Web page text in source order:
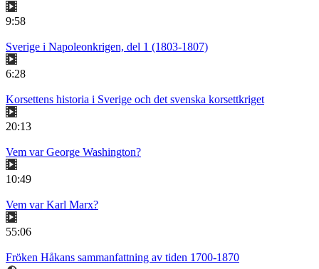
9:58
Sverige i Napoleonkrigen, del 1 (1803-1807)
6:28
Korsettens historia i Sverige och det svenska korsettkriget
20:13
Vem var George Washington?
10:49
Vem var Karl Marx?
55:06
Fröken Håkans sammanfattning av tiden 1700-1870